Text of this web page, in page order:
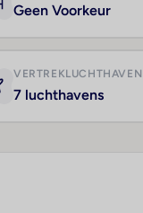
Geen Voorkeur
VERTREKLUCHTHAVEN
7 luchthavens